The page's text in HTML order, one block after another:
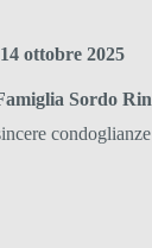
14 ottobre 2025
Sordo